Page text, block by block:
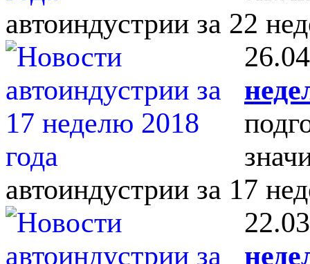
автоиндустрии за 22
автоиндустрии за 17